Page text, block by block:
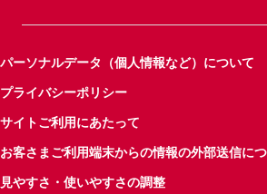
パーソナルデータ（個人情報など）について
プライバシーポリシー
サイトご利用にあたって
お客さまご利用端末からの情報の外部送信に
見やすさ・使いやすさの調整